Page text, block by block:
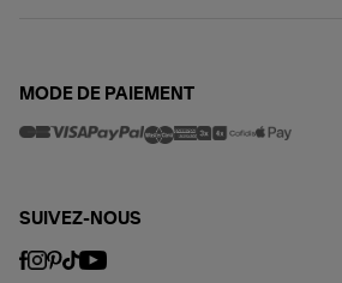
MODE DE PAIEMENT
SUIVEZ-NOUS